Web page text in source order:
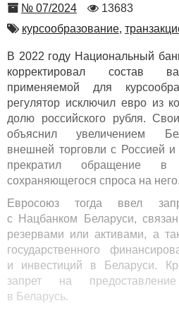
Номер
№ 07/2024
Количество
13683
Автор
курсообразование,
В 2022 году Национальный
корректировал состав
применяемой для
регулятор исключил евро из
долю российского рубля.
объяснил увеличением
внешней торговли с Россией
прекратил обращение в
сохраняющегося спроса на него.
Евросоюз тогда ввел
с Нацбанком Беларуси,
резервами или активами, а
государственного
и инвестиций в Беларуси.
запрет на
в Беларусь.